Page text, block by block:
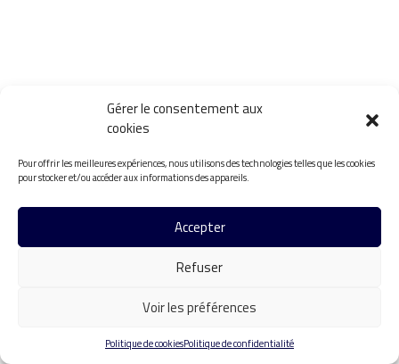
Gérer le consentement aux
cookies
Pour offrir les meilleures expériences, nous utilisons des technologies telles que les cookies
pour stocker et/ou accéder aux informations des appareils.
Accepter
Refuser
Voir les préférences
Politique de cookiesPolitique de confidentialité